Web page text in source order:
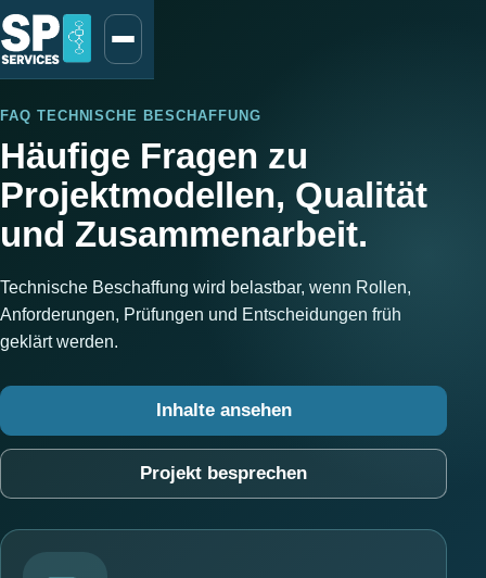
FAQ TECHNISCHE BESCHAFFUNG
Häufige Fragen zu
Projektmodellen, Qualität
und Zusammenarbeit.
Technische Beschaffung wird belastbar, wenn Rollen,
Anforderungen, Prüfungen und Entscheidungen früh
geklärt werden.
Inhalte ansehen
Projekt besprechen